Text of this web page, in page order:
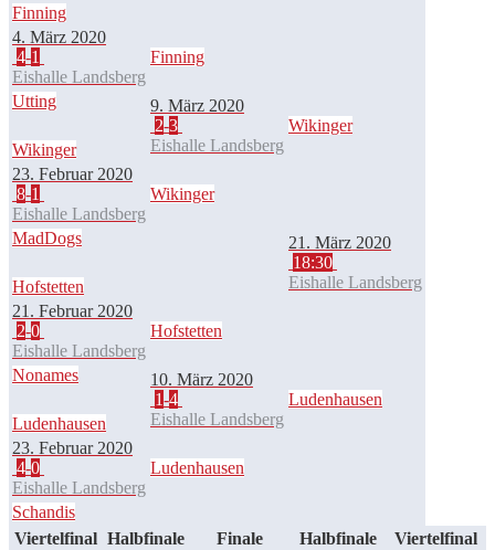
Finning
4. März 2020
4-1
Eishalle Landsberg
Finning
9. März 2020
2-3
Eishalle Landsberg
Utting
Wikinger
Wikinger
21. März 2020
18:30
Eishalle Landsberg
23. Februar 2020
8-1
Eishalle Landsberg
Wikinger
MadDogs
Hofstetten
21. Februar 2020
2-0
Eishalle Landsberg
Hofstetten
10. März 2020
1-4
Eishalle Landsberg
Nonames
Ludenhausen
Ludenhausen
23. Februar 2020
4-0
Eishalle Landsberg
Ludenhausen
Schandis
Viertelfinal Halbfinale Finale Halbfinale
Viertelfinal